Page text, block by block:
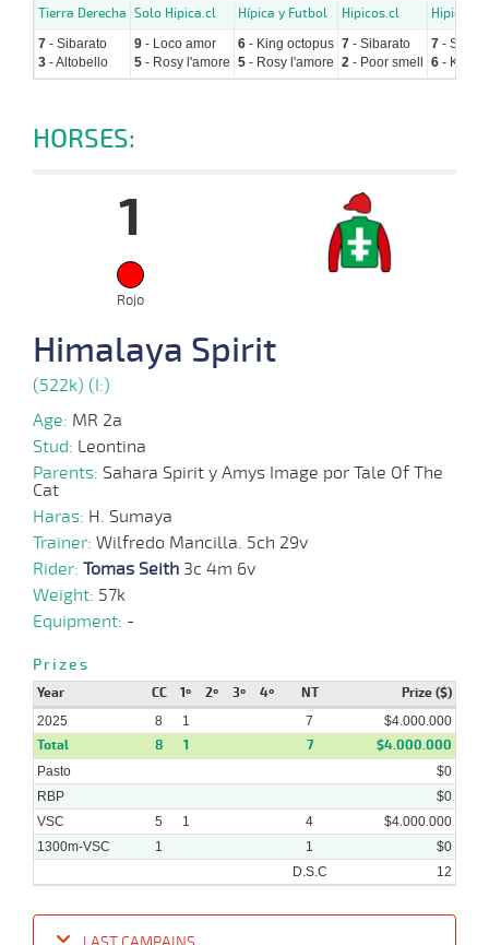
Tierra Derecha Solo Hipica.cl Hípica y Futbol Hipicos.cl
7 - Sibarato
3 - Altobello
9 - Loco amor
5 - Rosy l'amore
6 - King octopus
5 - Rosy l'amore
7 - Sibarato
2 - Poor smell
7 -
6 - King
HORSES:
1
Rojo
Himalaya Spirit
(522k) (I:)
Age: MR 2a
Stud: Leontina
Parents: Sahara Spirit y Amys Image por Tale Of The
Cat
Haras: H. Sumaya
Trainer: Wilfredo Mancilla. 5ch 29v
Rider: Tomas Seith 3c 4m 6v
Weight: 57k
Equipment: -
Prizes
Year CC 1º 2º 3º 4º NT Prize ($)
2025 8 1 7 $4.000.000
Total 8 1 7 $4.000.000
Pasto
$0
RBP
$0
VSC
5 1 4
$4.000.000
1300m-VSC
1 1
$0
D.S.C
12